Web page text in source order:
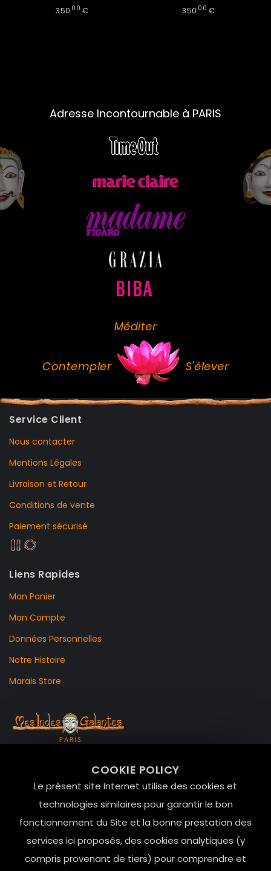
COOKIE POLICY
Le présent site Internet utilise des cookies et
technologies similaires pour garantir le bon
fonctionnement du Site et la bonne prestation des
services ici proposés, des cookies analytiques (y
compris provenant de tiers) pour comprendre et
350.00 €
350.00 €
Adresse Incontournable à PARIS
Méditer
Contempler S'élever
Service Client
Nous contacter
Mentions Légales
Livraison et Retour
Conditions de vente
Paiement sécurisé
Liens Rapides
Mon Panier
Mon Compte
Données Personnelles
Notre Histoire
Marais Store
Le Marais, 75004 Paris
contact@mesindesgalantes.com
01.42.72.42.51